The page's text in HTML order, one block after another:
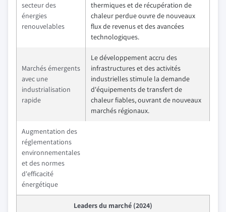
secteur des
énergies
renouvelables
thermiques et de récupération de
chaleur perdue ouvre de nouveaux
flux de revenus et des avancées
technologiques.
Marchés émergents
avec une
industrialisation
rapide
Le développement accru des
infrastructures et des activités
industrielles stimule la demande
d'équipements de transfert de
chaleur fiables, ouvrant de nouveaux
marchés régionaux.
Augmentation des
réglementations
environnementales
et des normes
d'efficacité
énergétique
Leaders du marché (2024)